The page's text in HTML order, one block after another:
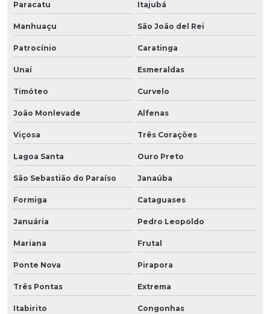
Paracatu Itajubá
Manhuaçu São João del Rei
Patrocínio Caratinga
Unaí Esmeraldas
Timóteo Curvelo
João Monlevade Alfenas
Viçosa Três Corações
Lagoa Santa Ouro Preto
São Sebastião do Paraíso Janaúba
Formiga Cataguases
Januária Pedro Leopoldo
Mariana Frutal
Ponte Nova Pirapora
Três Pontas Extrema
Itabirito Congonhas